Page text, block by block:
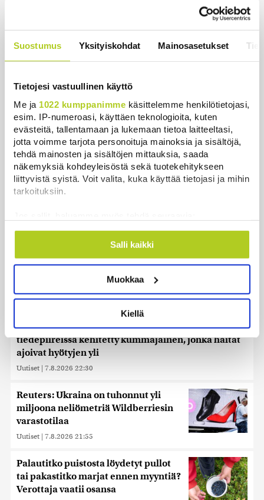
Suostumus Yksityiskohdat Mainosasetukset
Tietojesi vastuullinen käyttö
Me ja 1022 kumppanimme käsittelemme henkilötietojasi,
esim. IP-numeroasi, käyttäen teknologioita, kuten
evästeitä, tallentamaan ja lukemaan tietoa laitteeltasi,
jotta voimme tarjota personoituja mainoksia ja sisältöjä,
tehdä mainosten ja sisältöjen mittauksia, saada
näkemyksiä kohdeyleisöstä sekä tuotekehitykseen
liittyvistä syistä. Voit valita, kuka käyttää tietojasi ja mihin
tarkoituksiin.
Kerätä tietoja maantieteellisestä sijainnistasi,
mahdollisesti muutaman metrin tarkkuudella
ominaispiirteitä aktiivisesti (sormenjäljen
Lue lisää siitä, miten henkilötietojasi käsitellään ja miten
suostumustasi tai peruuttaa sen milloin vain
evästeilmoituksessa.
Käytämme evästeitä tarjoamamme sisällön ja mainosten
räätälöimiseen, sosiaalisen median ominaisuuksien
jaamme sosiaalisen median, mainosalan ja analytiikka-
alan kumppaneillemme tietoja siitä, miten käytät
sivustoamme. Kumppanimme voivat yhdistää näitä
tietoja muihin tietoihin, joita olet antanut heille tai joita on
kerätty, kun olet käyttänyt heidän palvelujaan. Tietoja
Salli kaikki
Muokkaa
Kiellä
Khamenein kanssa viestiminen on
vaikeaa, sanoo Iranin presidentti
Uutiset
Uusimmat Luetuimmat
Ehtisitkö kosia sekunnissa? – Karkaussekunti on
tiedepiireissä kehitetty kummajainen, jonka haitat
ajoivat hyötyjen yli
Uutiset | 7.8.2026 22:30
Reuters: Ukraina on tuhonnut yli
miljoona neliömetriä Wildberriesin
varastotilaa
Uutiset | 7.8.2026 21:55
Palautitko puistosta löydetyt pullot
tai pakastitko marjat ennen myyntiä?
Verottaja vaatii osansa